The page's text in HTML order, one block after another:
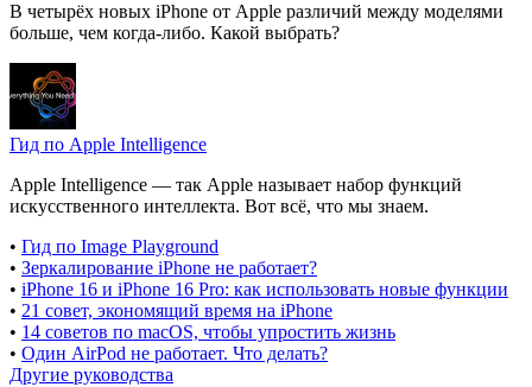
В четырёх новых iPhone от Apple различий между моделями
больше, чем когда-либо. Какой выбрать?
Гид по Apple Intelligence
Apple Intelligence — так Apple называет набор функций
искусственного интеллекта. Вот всё, что мы знаем.
• Гид по Image Playground
• Зеркалирование iPhone не работает?
• iPhone 16 и iPhone 16 Pro: как использовать новые функции
• 21 совет, экономящий время на iPhone
• 14 советов по macOS, чтобы упростить жизнь
• Один AirPod не работает. Что делать?
Другие руководства